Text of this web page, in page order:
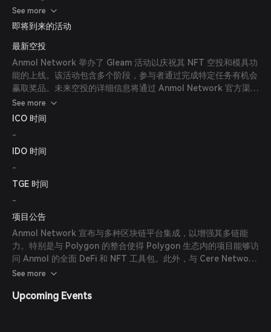
Polygon、Darwinia Network、Crust Network 和 Cere
Network 等行业领先者建立合作关系，以增强其互操作性和存储
See more
即将到来的活动
最新空投
Anmol Network 举办了 Gleam 活动以庆祝其 NFT 空投和模具功
能的上线。该活动包含多个阶段，参与者通过完成特定任务有机会
赢取奖品。未来空投的详细信息将通过 Anmol Network 官方渠道
公布。
See more
ICO 时间
-
IDO 时间
-
TGE 时间
-
项目公告
Anmol Network 宣布与多种区块链平台集成，以增强其多链能
力。特别是与 Polygon 的整合使得 Polygon 生态内的项目能够访
问 Anmol 的全面 DeFi 和 NFT 工具包。此外，与 Cere Network
的合作利用去中心化数据云解决方案，为 NFT 提供安全存储。
See more
Upcoming Events